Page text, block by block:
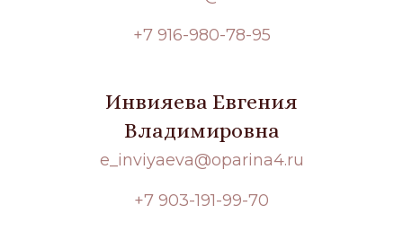
+7 916-980-78-95
Инвияева Евгения
Владимировна
e_inviyaeva@oparina4.ru
+7 903-191-99-70